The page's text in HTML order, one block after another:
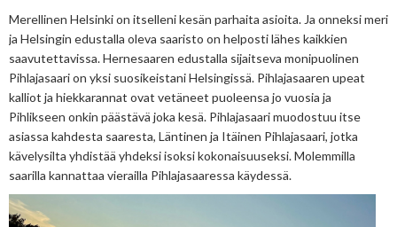
Merellinen Helsinki on itselleni kesän parhaita asioita. Ja onneksi meri
ja Helsingin edustalla oleva saaristo on helposti lähes kaikkien
saavutettavissa. Hernesaaren edustalla sijaitseva monipuolinen
Pihlajasaari on yksi suosikeistani Helsingissä. Pihlajasaaren upeat
kalliot ja hiekkarannat ovat vetäneet puoleensa jo vuosia ja
Pihlikseen onkin päästävä joka kesä. Pihlajasaari muodostuu itse
asiassa kahdesta saaresta, Läntinen ja Itäinen Pihlajasaari, jotka
kävelysilta yhdistää yhdeksi isoksi kokonaisuuseksi. Molemmilla
saarilla kannattaa vierailla Pihlajasaaressa käydessä.